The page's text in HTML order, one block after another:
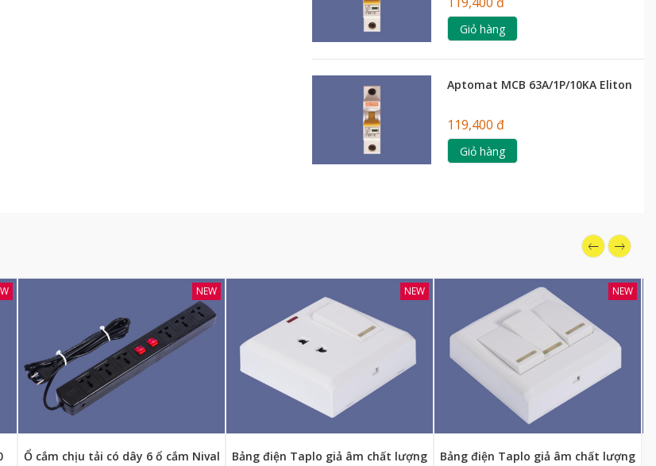
Giỏ hàng
Aptomat MCB 63A/1P/10KA Eliton
119,400 đ
Giỏ hàng
NEW
Ổ cắm chịu tải có dây 6 ổ cắm Nival
NEW
Bảng điện Taplo giả âm chất lượng
NEW
Bảng điện Taplo giả âm chất lượng